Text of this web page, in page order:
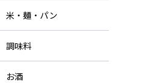
米・麺・パン
調味料
お酒